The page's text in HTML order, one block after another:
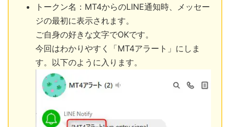
トークン名：MT4からのLINE通知時、メッセー
ジの最初に表示されます。
ご自身の好きな文字でOKです。
今回はわかりやすく「MT4アラート」にしま
す。以下のように入ります。